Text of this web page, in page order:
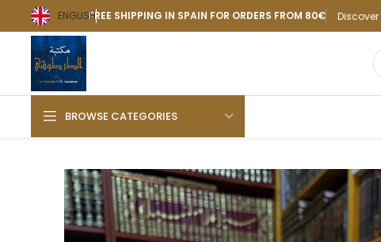
ENGLISHFREE SHIPPING IN SPAIN FOR ORDERS FROM 80€
BROWSE CATEGORIES